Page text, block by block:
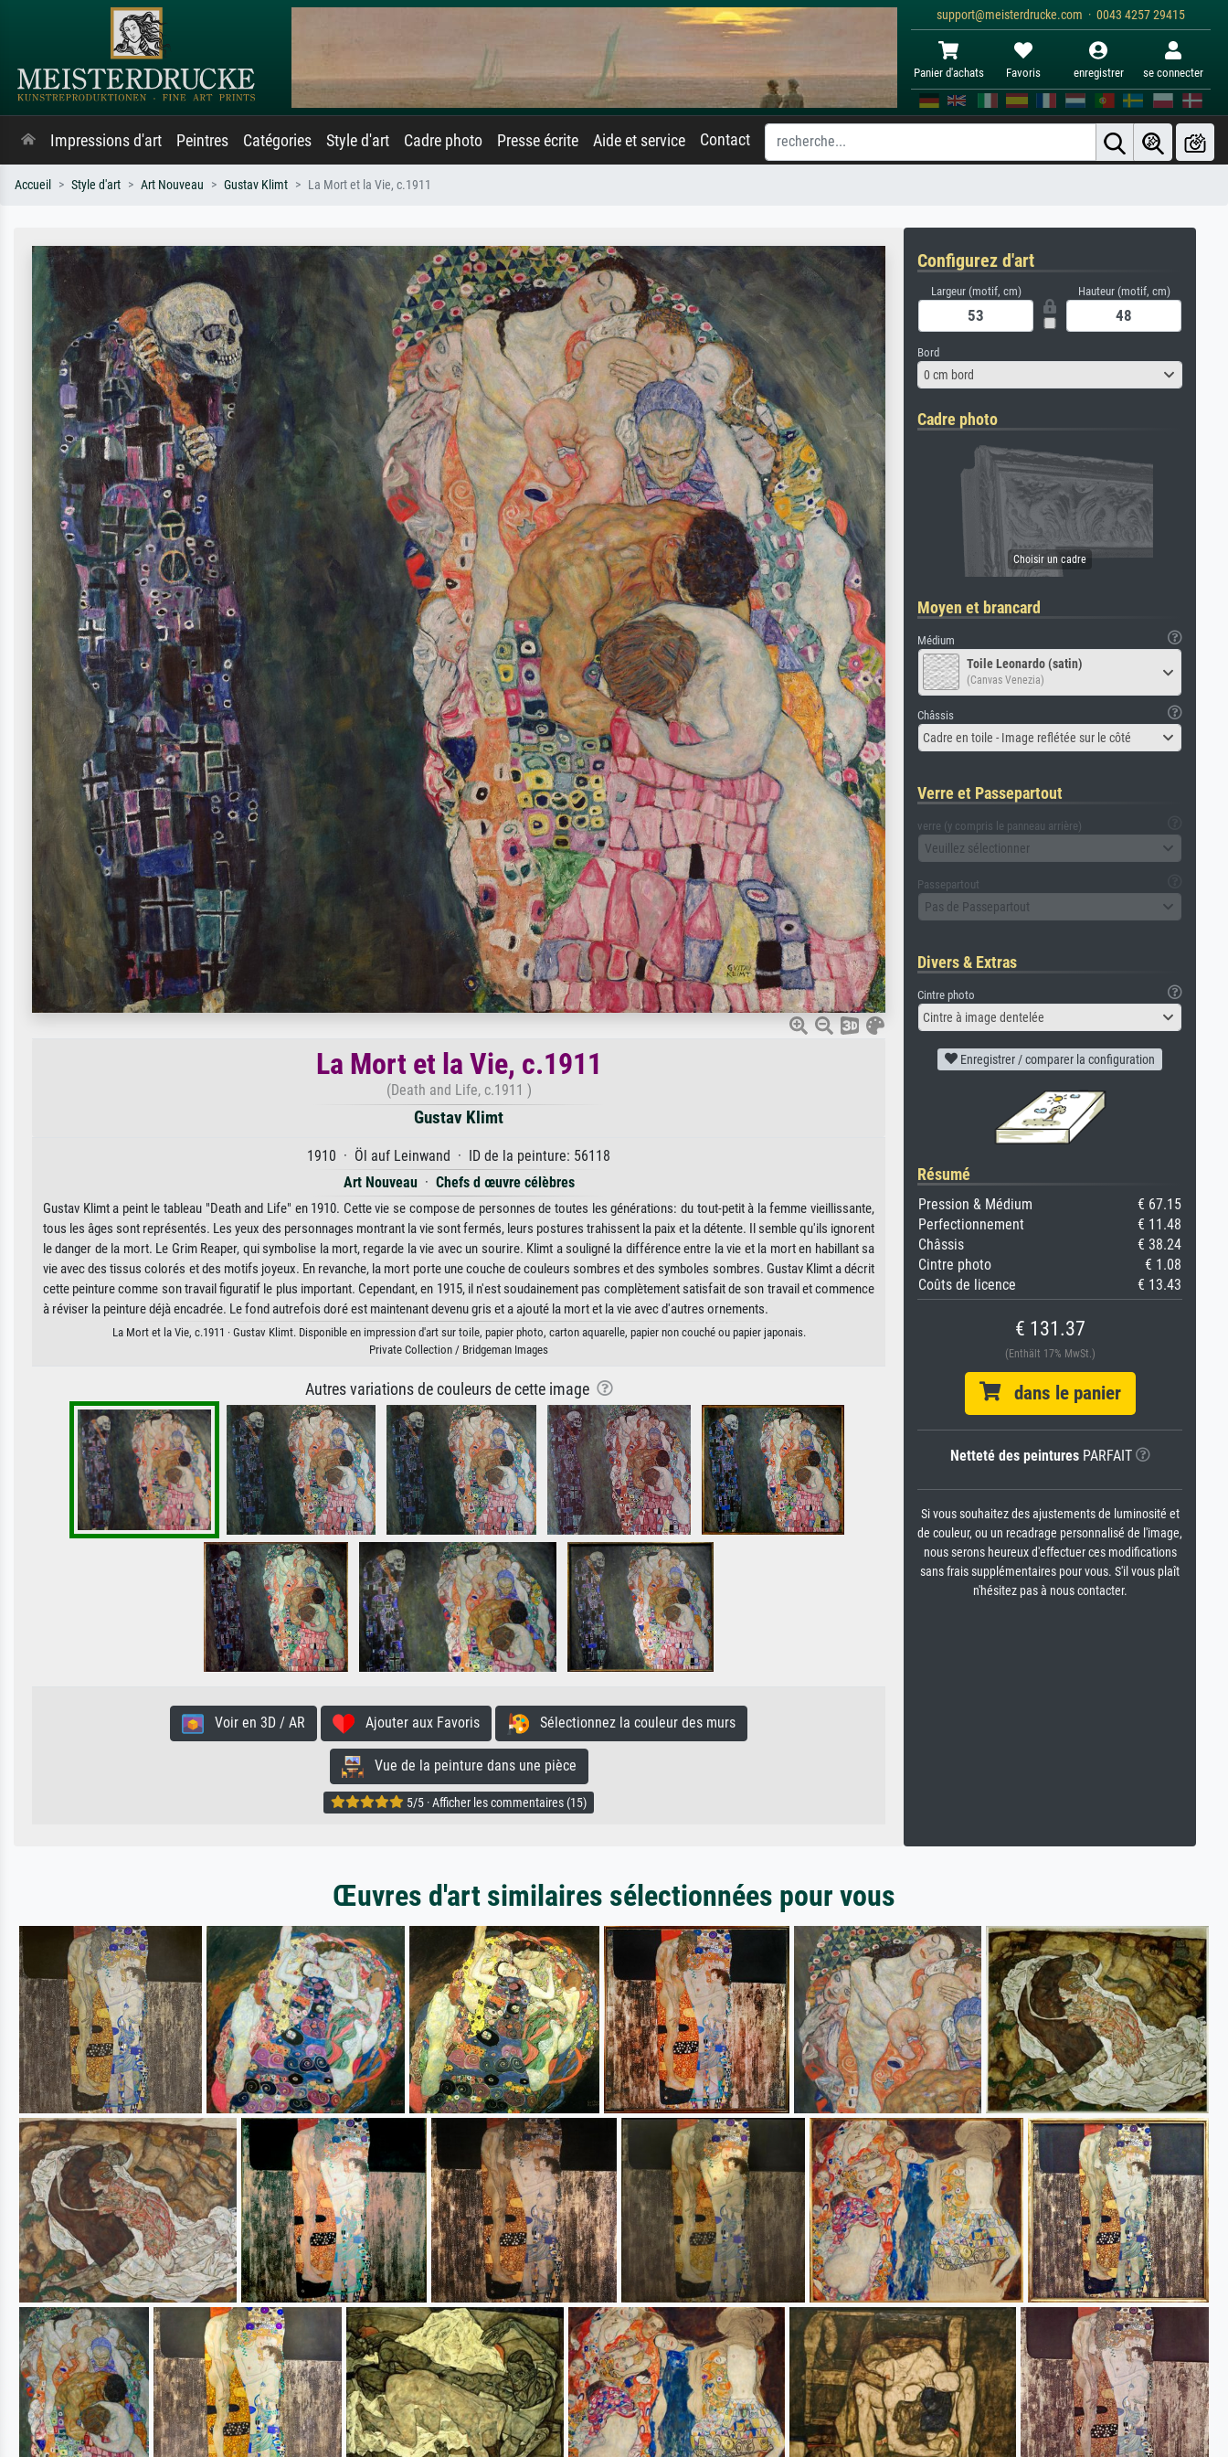
support@meisterdrucke.com · 0043 4257 29415
Panier d'achats Favoris enregistrer se connecter
Impressions d'art Peintres Catégories Style d'art Cadre photo Presse écrite Aide et service Contact
Accueil Style d'art Art Nouveau Gustav Klimt La Mort et la Vie, c.1911
La Mort et la Vie, c.1911
(Death and Life, c.1911 )
Gustav Klimt
1910 · Öl auf Leinwand · ID de la peinture: 56118
Art Nouveau· Chefs d œuvre célèbres
Gustav Klimt a peint le tableau "Death and Life" en 1910. Cette vie se compose de personnes de toutes les générations: du tout-petit à la femme vieillissante,
tous les âges sont représentés. Les yeux des personnages montrant la vie sont fermés, leurs postures trahissent la paix et la détente. Il semble qu'ils ignorent
le danger de la mort. Le Grim Reaper, qui symbolise la mort, regarde la vie avec un sourire. Klimt a souligné la différence entre la vie et la mort en habillant sa
vie avec des tissus colorés et des motifs joyeux. En revanche, la mort porte une couche de couleurs sombres et des symboles sombres. Gustav Klimt a décrit
cette peinture comme son travail figuratif le plus important. Cependant, en 1915, il n'est soudainement pas complètement satisfait de son travail et commence
à réviser la peinture déjà encadrée. Le fond autrefois doré est maintenant devenu gris et a ajouté la mort et la vie avec d'autres ornements.
La Mort et la Vie, c.1911 · Gustav Klimt. Disponible en impression d'art sur toile, papier photo, carton aquarelle, papier non couché ou papier japonais.
Private Collection / Bridgeman Images
Autres variations de couleurs de cette image
Voir en 3D / AR Ajouter aux Favoris Sélectionnez la couleur des murs
Vue de la peinture dans une pièce
5/5 · Afficher les commentaires (15)
Configurez d'art
Largeur (motif, cm) Hauteur (motif, cm)
Bord
0 cm bord
Cadre photo
Moyen et brancard
Médium
Toile Leonardo (satin)
(Canvas Venezia)
Châssis
Cadre en toile - Image reflétée sur le côté
Verre et Passepartout
verre (y compris le panneau arrière)
Veuillez sélectionner
Passepartout
Pas de Passepartout
Divers & Extras
Cintre photo
Cintre à image dentelée
Enregistrer / comparer la configuration
Résumé
Pression & Médium
€ 67.15
Perfectionnement
€ 11.48
Châssis
€ 38.24
Cintre photo
€ 1.08
Coûts de licence
€ 13.43
€ 131.37
(Enthält 17% MwSt.)
dans le panier
Netteté des peinturesPARFAIT
Si vous souhaitez des ajustements de luminosité et
de couleur, ou un recadrage personnalisé de l'image,
nous serons heureux d'effectuer ces modifications
sans frais supplémentaires pour vous. S'il vous plaît
n'hésitez pas à nous contacter.
Œuvres d'art similaires sélectionnées pour vous